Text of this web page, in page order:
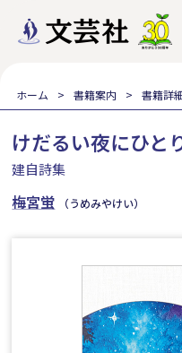
ホーム 書籍案内 書籍詳
けだるい夜にひと
建自詩集
梅宮蛍 （うめみやけい）